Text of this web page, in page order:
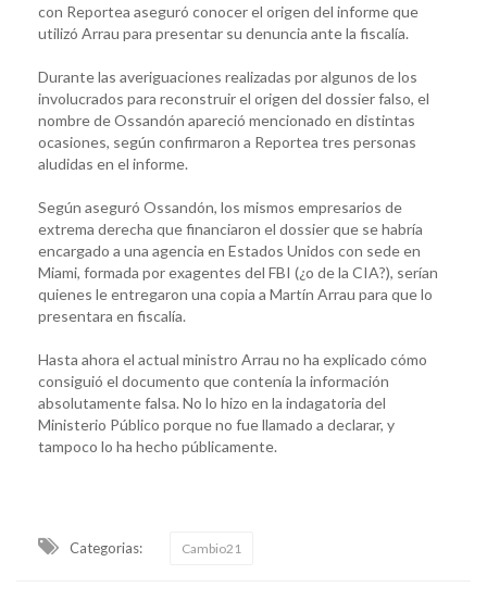
con Reportea aseguró conocer el origen del informe que
utilizó Arrau para presentar su denuncia ante la fiscalía.
Durante las averiguaciones realizadas por algunos de los
involucrados para reconstruir el origen del dossier falso, el
nombre de Ossandón apareció mencionado en distintas
ocasiones, según confirmaron a Reportea tres personas
aludidas en el informe.
Según aseguró Ossandón, los mismos empresarios de
extrema derecha que financiaron el dossier que se habría
encargado a una agencia en Estados Unidos con sede en
Miami, formada por exagentes del FBI (¿o de la CIA?), serían
quienes le entregaron una copia a Martín Arrau para que lo
presentara en fiscalía.
Hasta ahora el actual ministro Arrau no ha explicado cómo
consiguió el documento que contenía la información
absolutamente falsa. No lo hizo en la indagatoria del
Ministerio Público porque no fue llamado a declarar, y
tampoco lo ha hecho públicamente.
Categorias: Cambio21